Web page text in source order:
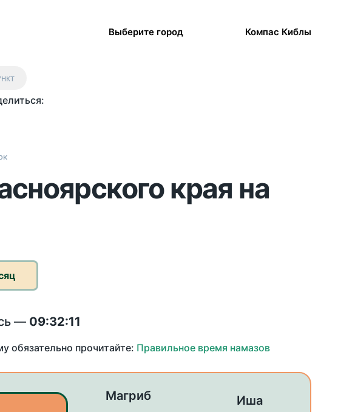
Выберите город Компас Киблы
края на
— 09:32:11
обязательно прочитайте: Правильное время намазов
Магриб Иша